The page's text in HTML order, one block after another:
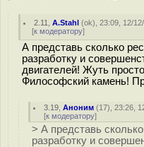
2.11 ,A.Stahl (ok), 23:09, 12/
[к модератору]
А представь сколько
разработку и
двигателей! Жуть
Философский камень!
3.19 ,Аноним (17), 23:26,
[к модератору]
> А представь
разработку и